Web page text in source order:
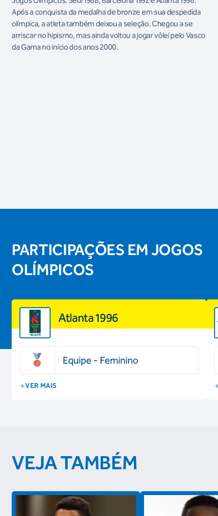
Após a conquista da medalha de bronze em sua despedida
olímpica, a atleta também deixou a seleção. Chegou a se
arriscar no hipismo, mas ainda voltou a jogar vôlei pelo Vasco
da Gama no início dos anos 2000.
PARTICIPAÇÕES EM JOGOS
OLÍMPICOS
Atlanta 1996
Equipe - Feminino
VER MAIS
VEJA TAMBÉM